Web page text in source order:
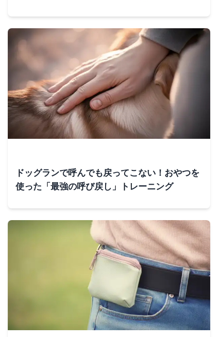
ドッグランで呼んでも戻ってこない！おやつを
使った「最強の呼び戻し」トレーニング